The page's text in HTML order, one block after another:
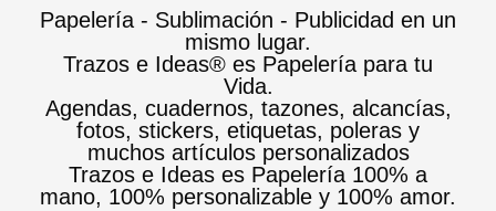
Papelería - Sublimación - Publicidad en un
mismo lugar.
Trazos e Ideas® es Papelería para tu
Vida.
Agendas, cuadernos, tazones, alcancías,
fotos, stickers, etiquetas, poleras y
muchos artículos personalizados
Trazos e Ideas es Papelería 100% a
mano, 100% personalizable y 100% amor.